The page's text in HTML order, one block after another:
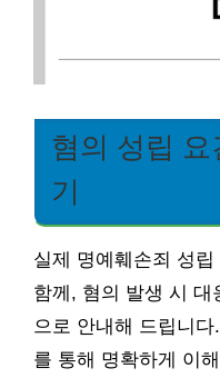
혐의 성립
기
실제 명예훼손죄 성
함께, 혐의 발생 시 대
으로 안내해 드립니
를 통해 명확하게 이